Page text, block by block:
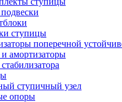
ступицы
поперечной
амортизаторы
ступичный узел
опоры